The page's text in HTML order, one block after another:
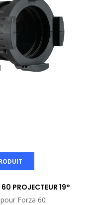
PROJECTEUR 19°
Forza 60